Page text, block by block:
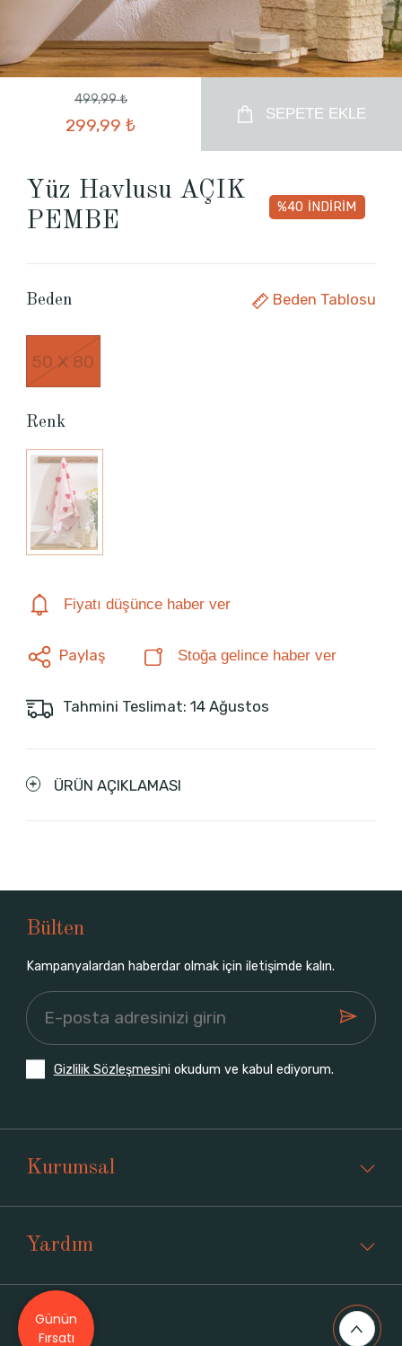
499,99 ₺
299,99 ₺
SEPETE EKLE
Yüz Havlusu AÇIK
PEMBE
%40 İNDİRİM
Beden Beden Tablosu
50 X 80
Renk
Fiyatı düşünce haber ver
Paylaş Stoğa gelince haber ver
Tahmini Teslimat: 14 Ağustos
ÜRÜN AÇIKLAMASI
Bülten
Kampanyalardan haberdar olmak için iletişimde kalın.
Gizlilik Sözleşmesini okudum ve kabul ediyorum.
Kurumsal
Yardım
Üyelik
Günün
Fırsatı